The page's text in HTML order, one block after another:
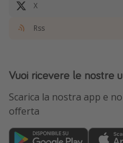
X
Rss
Vuoi ricevere le nostre
Scarica la nostra app e
offerta